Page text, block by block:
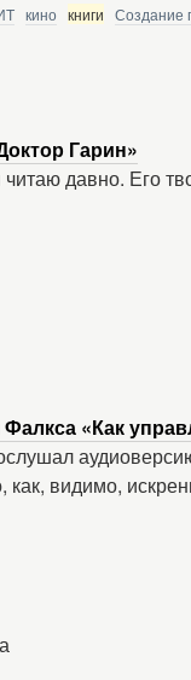
кино книги Создание
Гарин»
давно. Его
«Как
как, видимо,